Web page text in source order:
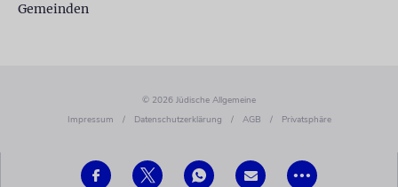
•••
Gemeinden
© 2026 Jüdische Allgemeine
Impressum
/ Datenschutzerklärung / AGB / Privatsphäre